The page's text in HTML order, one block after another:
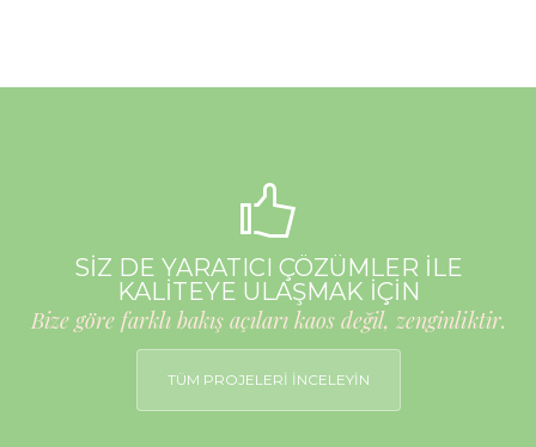
SİZ DE YARATICI ÇÖZÜMLER İLE
KALİTEYE ULAŞMAK İÇİN
Bize göre farklı bakış açıları kaos değil, zenginliktir.
TÜM PROJELERİ İNCELEYİN